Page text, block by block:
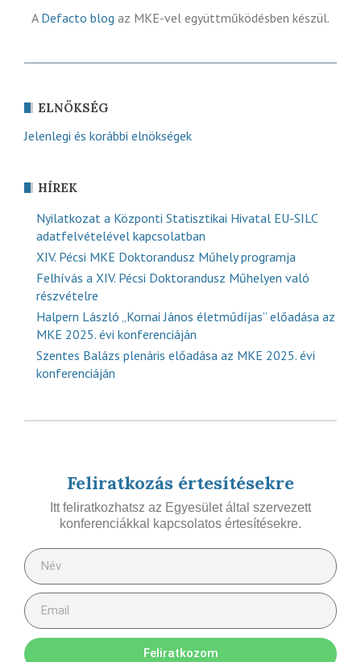
A Defacto blog az MKE-vel együttműködésben készül.
ELNÖKSÉG
Jelenlegi és korábbi elnökségek
HÍREK
Nyilatkozat a Központi Statisztikai Hivatal EU-SILC
adatfelvételével kapcsolatban
XIV. Pécsi MKE Doktorandusz Műhely programja
Felhívás a XIV. Pécsi Doktorandusz Műhelyen való
részvételre
Halpern László „Kornai János életműdíjas” előadása az
MKE 2025. évi konferenciáján
Szentes Balázs plenáris előadása az MKE 2025. évi
konferenciáján
Feliratkozás értesítésekre
Itt feliratkozhatsz az Egyesület által szervezett
konferenciákkal kapcsolatos értesítésekre.
Feliratkozom